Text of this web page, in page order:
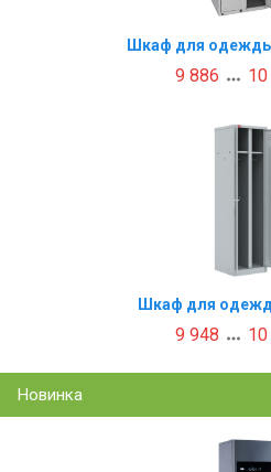
Шкаф для
9 886 
Шкаф для
9 948 
Новинка